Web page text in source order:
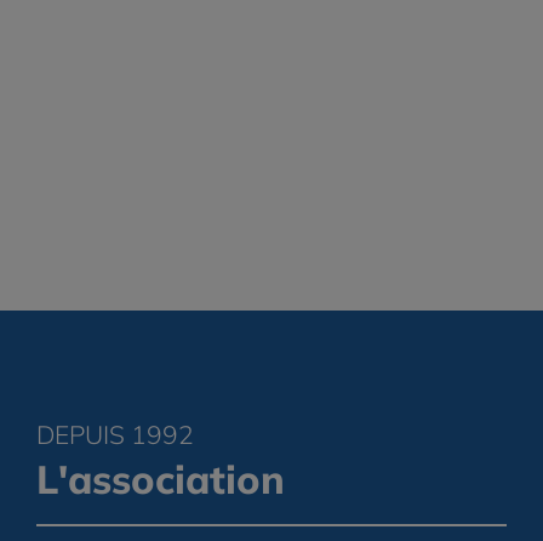
DEPUIS 1992
L'association